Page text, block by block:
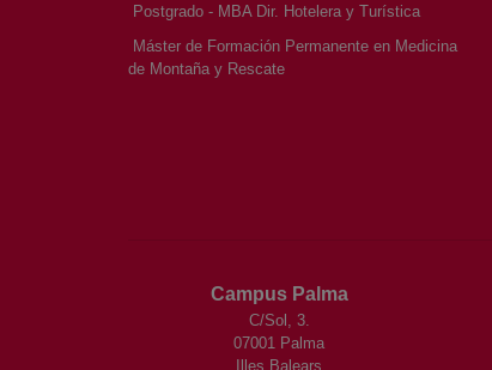
Postgrado - MBA Dir. Hotelera y Turística
Máster de Formación Permanente en Medicina
de Montaña y Rescate
Campus Palma
C/Sol, 3.
07001 Palma
Illes Balears